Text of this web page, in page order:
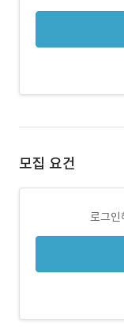
모집 요건
로그인